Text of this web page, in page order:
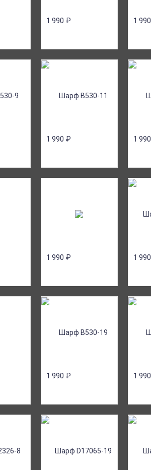
1 990 ₽ 1 990
1 990 ₽ 1 990
1 990 ₽ 1 990
1 990 ₽ 1 990